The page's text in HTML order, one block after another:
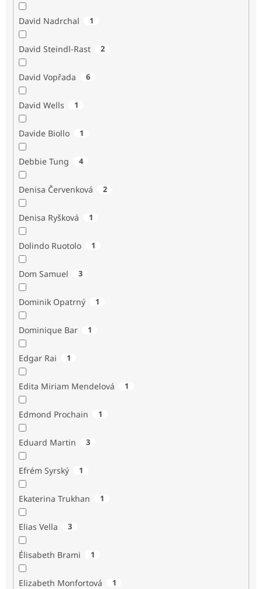
David Nadrchal 1
David Steindl-Rast 2
David Vopřada 6
David Wells 1
Davide Biollo 1
Debbie Tung 4
Denisa Červenková 2
Denisa Ryšková 1
Dolindo Ruotolo 1
Dom Samuel 3
Dominik Opatrný 1
Dominique Bar 1
Edgar Rai 1
Edita Miriam Mendelová 1
Edmond Prochain 1
Eduard Martin 3
Efrém Syrský 1
Ekaterina Trukhan 1
Elias Vella 3
Élisabeth Brami 1
Elizabeth Monfortová 1